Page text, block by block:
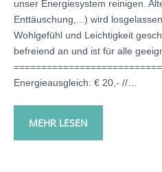
unser Energiesystem reinigen.
Enttäuschung,...) wird
Wohlgefühl und Leichtigkeit
befreiend an und ist für alle
Energieausgleich: € 20,- //…
MEHR LESEN